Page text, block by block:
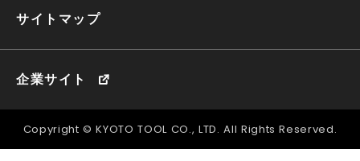
サイトマップ
企業サイト
Copyright © KYOTO TOOL CO., LTD. All Rights Reserved.